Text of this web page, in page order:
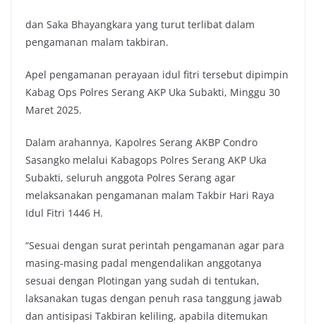
dan Saka Bhayangkara yang turut terlibat dalam
pengamanan malam takbiran.
Apel pengamanan perayaan idul fitri tersebut dipimpin
Kabag Ops Polres Serang AKP Uka Subakti, Minggu 30
Maret 2025.
Dalam arahannya, Kapolres Serang AKBP Condro
Sasangko melalui Kabagops Polres Serang AKP Uka
Subakti, seluruh anggota Polres Serang agar
melaksanakan pengamanan malam Takbir Hari Raya
Idul Fitri 1446 H.
“Sesuai dengan surat perintah pengamanan agar para
masing-masing padal mengendalikan anggotanya
sesuai dengan Plotingan yang sudah di tentukan,
laksanakan tugas dengan penuh rasa tanggung jawab
dan antisipasi Takbiran keliling, apabila ditemukan